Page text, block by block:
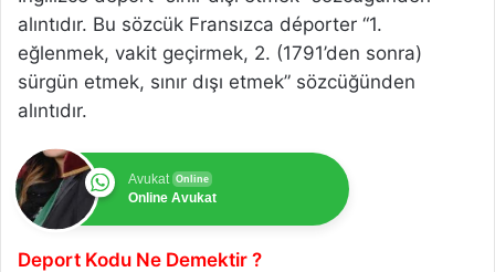
alıntıdır. Bu sözcük Fransızca déporter “1.
eğlenmek, vakit geçirmek, 2. (1791’den sonra)
sürgün etmek, sınır dışı etmek” sözcüğünden
alıntıdır.
Avukat Online
Online Avukat
Deport Kodu Ne Demektir ?